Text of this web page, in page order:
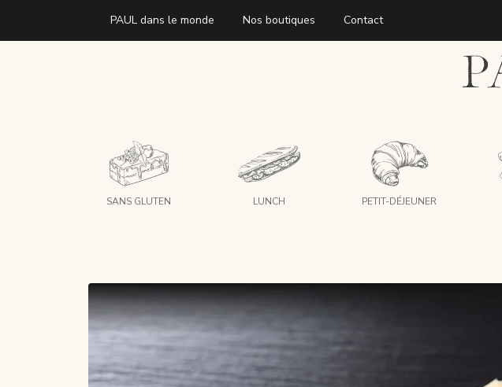
PAUL dans le monde Nos boutiques Contact
SANS GLUTEN LUNCH PETIT-DÉJEUNER